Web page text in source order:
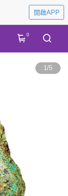
開啟APP
0
1/5